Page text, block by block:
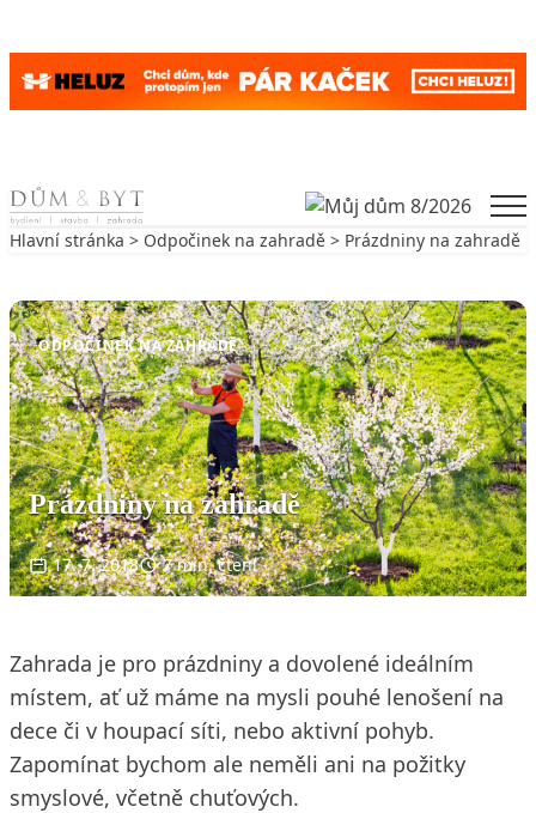
Skip to content
Hlavní stránka > Odpočinek na zahradě > Prázdniny na zahradě
ODPOČINEK NA ZAHRADĚ
Prázdniny na zahradě
17. 7. 2018 7 min. čtení
Zahrada je pro prázdniny a dovolené ideálním
místem, ať už máme na mysli pouhé lenošení na
dece či v houpací síti, nebo aktivní pohyb.
Zapomínat bychom ale neměli ani na požitky
smyslové, včetně chuťových.